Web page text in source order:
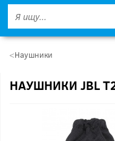
Наушники
НАУШНИКИ JBL